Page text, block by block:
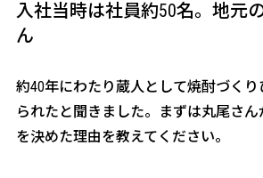
入社当時は社員約50名。地元
ん
――約40年にわたり蔵人として焼酎づく
られたと聞きました。まずは丸尾さ
を決めた理由を教えてください。